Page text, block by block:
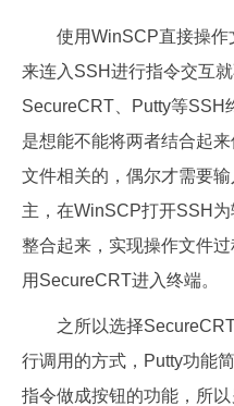
使用WinSCP直接操作
来连入SSH进行指令交互
SecureCRT、Putty等SSH
是想能不能将两者结合起
文件相关的，偶尔才需要
主，在WinSCP打开SSH
整合起来，实现操作文件
用SecureCRT进入终端。
之所以选择
行调用的方式，Putty功能
指令做成按钮的功能，所